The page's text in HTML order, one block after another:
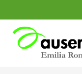
contenuto